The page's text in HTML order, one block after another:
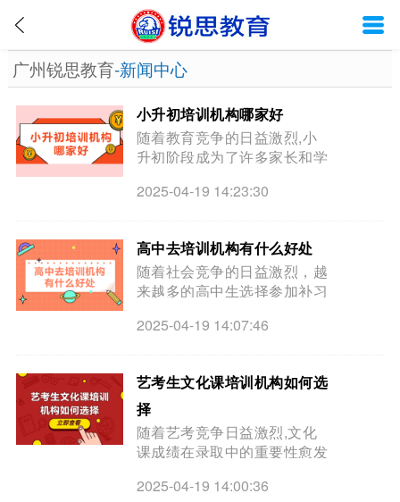
广州锐思教育-新闻中心
小升初培训机构哪家好
随着教育竞争的日益激烈,小
升初阶段成为了许多家长和学
更好地适应初中学习,选择合
为重要,那么小升初培训机构
哪家好？
2025-04-19 14:23:30
高中去培训机构有什么好处
随着社会竞争的日益激烈，越
来越多的高中生选择参加补习
么高中去培训机构有什么好
2025-04-19 14:07:46
艺考生文化课培训机构如何选
择
随着艺考竞争日益激烈,文化
课成绩在录取中的重要性愈发
化课补习机构,对提升成绩,圆
2025-04-19 14:00:36